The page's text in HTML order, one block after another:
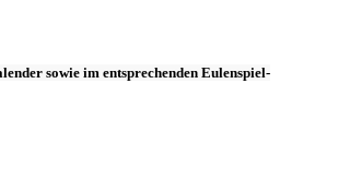
sowie im entsprechenden Eulenspiel-